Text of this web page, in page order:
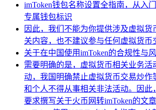
imToken钱包名称设置全指南，从入
专属钱包标识
因此，我们不能为你提供涉及虚拟货
关内容，也不建议参与任何虚拟货币
关于在中国使用imToken的合规性与
需要明确的是，虚拟货币相关业务活
动，我国明确禁止虚拟货币交易炒作
和个人不得从事相关非法活动。因此
要求撰写关于火币网转imToken的文章